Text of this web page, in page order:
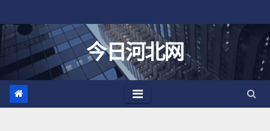
至
今日河北网